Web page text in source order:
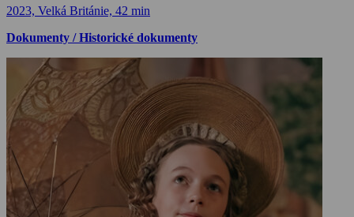
2023, Velká Británie, 42 min
Dokumenty / Historické dokumenty